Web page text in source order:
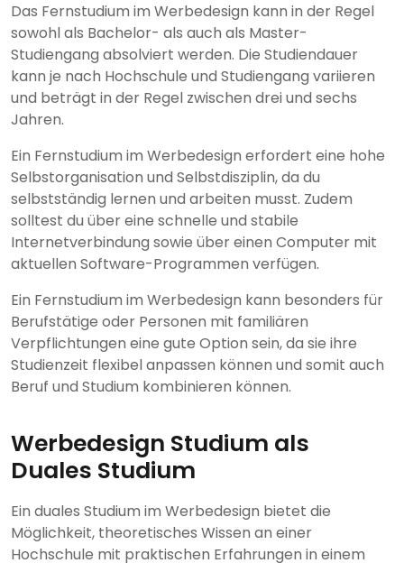
Das Fernstudium im Werbedesign kann in der Regel
sowohl als Bachelor- als auch als Master-
Studiengang absolviert werden. Die Studiendauer
kann je nach Hochschule und Studiengang variieren
und beträgt in der Regel zwischen drei und sechs
Jahren.
Ein Fernstudium im Werbedesign erfordert eine hohe
Selbstorganisation und Selbstdisziplin, da du
selbstständig lernen und arbeiten musst. Zudem
solltest du über eine schnelle und stabile
Internetverbindung sowie über einen Computer mit
aktuellen Software-Programmen verfügen.
Ein Fernstudium im Werbedesign kann besonders für
Berufstätige oder Personen mit familiären
Verpflichtungen eine gute Option sein, da sie ihre
Studienzeit flexibel anpassen können und somit auch
Beruf und Studium kombinieren können.
Werbedesign Studium als
Duales Studium
Ein duales Studium im Werbedesign bietet die
Möglichkeit, theoretisches Wissen an einer
Hochschule mit praktischen Erfahrungen in einem